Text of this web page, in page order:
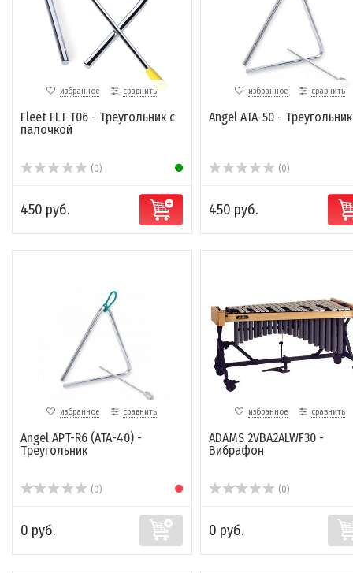
избранное сравнить
Fleet FLT-T06 - Треугольник с
палочкой
(0)
450 руб.
избранное сравнить
Angel ATA-50 - Треугольник
(0)
450 руб.
избранное сравнить
Angel APT-R6 (ATA-40) -
Треугольник
(0)
0 руб.
избранное сравнить
ADAMS 2VBA2ALWF30 -
Вибрафон
(0)
0 руб.